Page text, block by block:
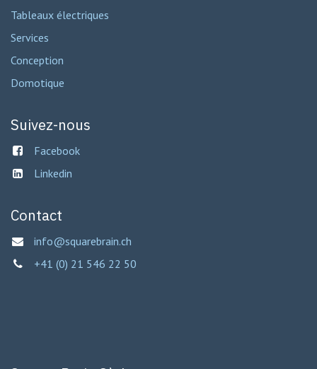
Tableaux électriques
Services
Conception
Domotique
Suivez-nous
Facebook
Linkedin
Contact
info@squarebrain.ch
+41 (0) 21 546 22 50